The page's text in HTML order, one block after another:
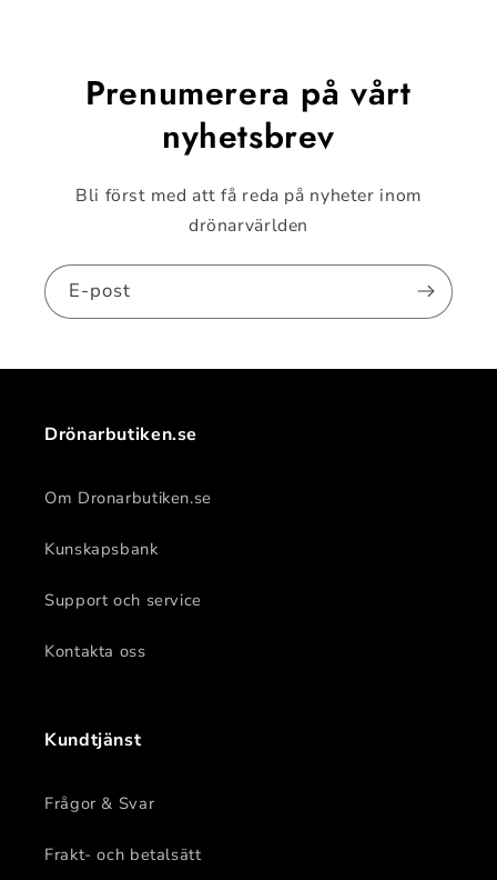
Prenumerera på vårt
nyhetsbrev
Bli först med att få reda på nyheter inom
drönarvärlden
E-post
Drönarbutiken.se
Om Dronarbutiken.se
Kunskapsbank
Support och service
Kontakta oss
Kundtjänst
Frågor & Svar
Frakt- och betalsätt